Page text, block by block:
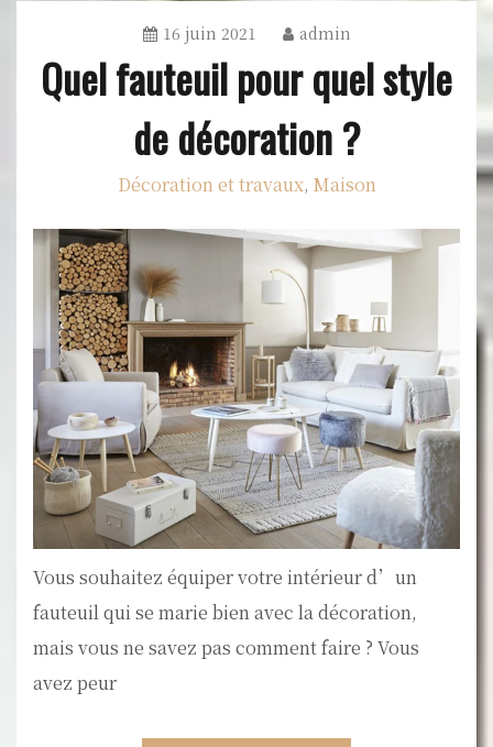
16 juin 2021 admin
Quel fauteuil pour quel style
de décoration ?
Décoration et travaux, Maison
Vous souhaitez équiper votre intérieur d’un
fauteuil qui se marie bien avec la décoration,
mais vous ne savez pas comment faire ? Vous
avez peur